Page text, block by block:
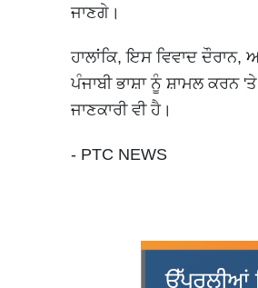
ਜਾਣਗੇ।
ਹਾਲਾਂਕਿ, ਇਸ ਵਿਵਾਦ ਦੌਰਾਨ,
ਪੰਜਾਬੀ ਭਾਸ਼ਾ ਨੂੰ ਸ਼ਾਮਲ ਕਰਨ
ਜਾਣਕਾਰੀ ਵੀ ਹੈ।
- PTC NEWS